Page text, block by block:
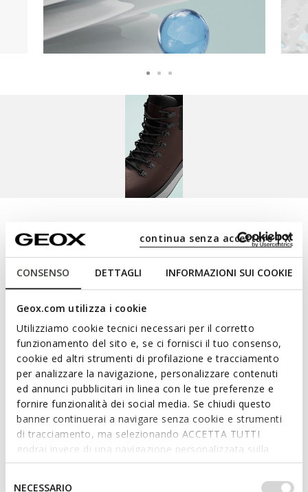
CONSENSO DETTAGLI INFORMAZIONI SUI COOKIE
Geox.com utilizza i cookie
Utilizziamo cookie tecnici necessari per il corretto
funzionamento del sito e, se ci fornisci il tuo consenso,
cookie ed altri strumenti di profilazione e tracciamento
per analizzare la navigazione, personalizzare contenuti
ed annunci pubblicitari in linea con le tue preferenze e
fornire funzionalità dei social media. Se chiudi questo
banner continuerai a navigare senza cookie e strumenti
di tracciamento, ma selezionando ACCETTA TUTTI
godrai invece di una navigazione personalizzata sulla
base dei tuoi gusti ed interessi. Selezionando
IMPOSTAZIONI potrai anche scegliere quali cookies ed
NECESSARIO
continua senza accettare | X
WASSERUNDURCHLÄSSIGKEIT
Auch bei starkem Regen, dank der
speziellen Membran, die in der Sohle und
im oberen Bereich des Schuhs eingefügt
Komfort, Atmungsaktivität und
maximale
Wasserundurchlässigkeit
Eine technologische Linie, die optimalen Komfort und
Schutz auch bei starkem Regen miteinander vereint.
Die spezielle wasserdichte und atmungsaktive
Membran verleiht der Sohle und dem Schaft dauerhaft
hohe Leistungen in Bezug auf
Wasserundurchlässigkeit und Atmungsaktivität, um ein
ideales Mikroklima zu schaffen und die Füße bei jeder
Gelegenheit, egal ob in der Stadt oder bei Outdoor-
Aktivitäten, trocken zu halten. Wählen Sie den
maximalen Schutz der Geox-Linie Amphibiox™.